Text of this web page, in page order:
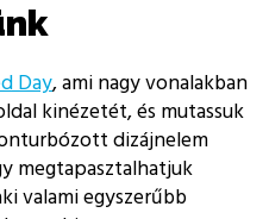
Day, ami nagy vonalakban
kinézetét, és mutassuk
dizájnelem
megtapasztalhatjuk
valami egyszerűbb